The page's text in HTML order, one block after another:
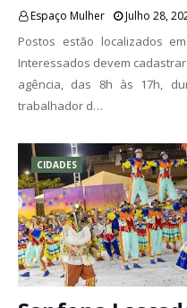
Espaço Mulher Julho 28,
Postos estão localizados
Interessados devem
agência, das 8h às 17h,
trabalhador d…
CIDADES